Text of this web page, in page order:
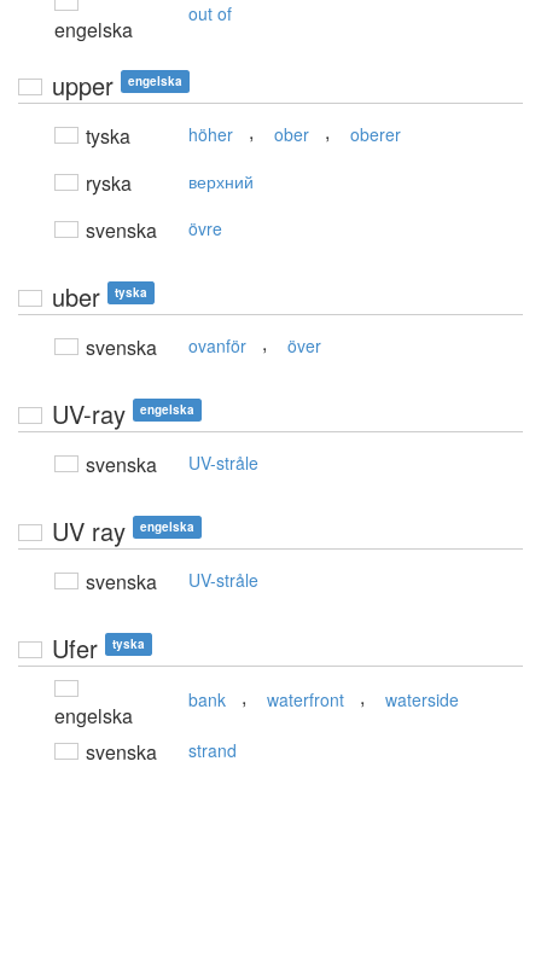
engelska
out of
upper engelska
tyska höher , ober , oberer
ryska верхний
svenska övre
uber tyska
svenska ovanför , över
UV-ray engelska
svenska UV-stråle
UV ray engelska
svenska UV-stråle
Ufer tyska
engelska
bank , waterfront , waterside
svenska strand